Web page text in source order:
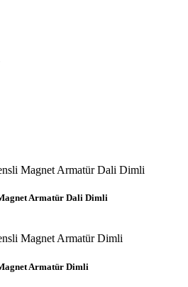
Armatür Dali Dimli
Armatür Dimli